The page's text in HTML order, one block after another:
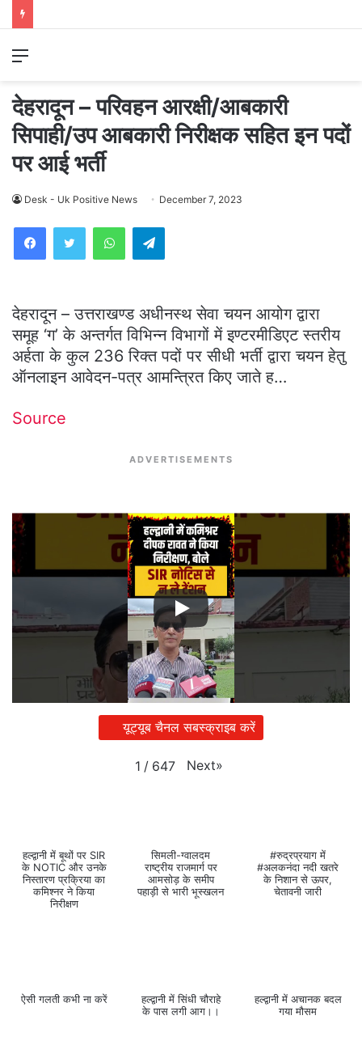
Menu
देहरादून – परिवहन आरक्षी/आबकारी
सिपाही/उप आबकारी निरीक्षक सहित इन पदों
पर आई भर्ती
Desk - Uk Positive News December 7, 2023
WhatsAppTelegram
देहरादून – उत्तराखण्ड अधीनस्थ सेवा चयन आयोग द्वारा
समूह ‘ग’ के अन्तर्गत विभिन्न विभागों में इण्टरमीडिएट स्तरीय
अर्हता के कुल 236 रिक्त पदों पर सीधी भर्ती द्वारा चयन हेतु
ऑनलाइन आवेदन-पत्र आमन्त्रित किए जाते ह…
Source
ADVERTISEMENTS
यूट्यूब चैनल सबस्क्राइब करें
1 / 647 Next»
हल्द्वानी में बूथों पर SIR
के NOTIC और उनके
निस्तारण प्रक्रिया का
कमिश्नर ने किया
निरीक्षण
सिमली-ग्वालदम
राष्ट्रीय राजमार्ग पर
आमसोड़ के समीप
पहाड़ी से भारी भूस्खलन
#रुद्रप्रयाग में
#अलकनंदा नदी खतरे
के निशान से ऊपर,
चेतावनी जारी
ऐसी गलती कभी ना करें
हल्द्वानी में सिंधी चौराहे
के पास लगी आग।।
हल्द्वानी में अचानक बदल
गया मौसम